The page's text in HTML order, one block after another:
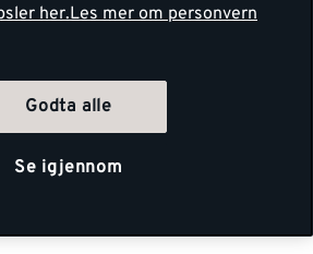
her.Les mer om personvern
Godta alle
Se igjennom